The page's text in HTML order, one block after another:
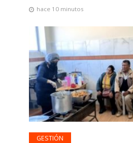
hace 10 minutos
GESTIÓN